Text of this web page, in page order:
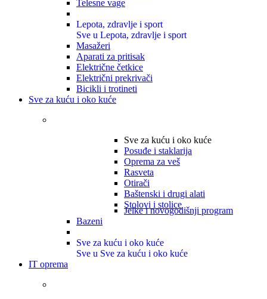
Telesne vage
Lepota, zdravlje i sport
Sve u Lepota, zdravlje i sport
Masažeri
Aparati za pritisak
Električne četkice
Električni prekrivači
Bicikli i trotineti
Sve za kuću i oko kuće
Sve za kuću i oko kuće
Posuđe i staklarija
Oprema za veš
Rasveta
Otirači
Baštenski i drugi alati
Stolovi i stolice
Jelke i novogodišnji program
Bazeni
Sve za kuću i oko kuće
Sve u Sve za kuću i oko kuće
IT oprema